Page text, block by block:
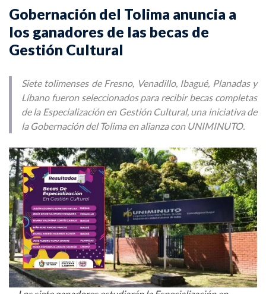
Gobernación del Tolima anuncia a
los ganadores de las becas de
Gestión Cultural
Siete tolimenses de Fresno, Venadillo, Ibagué, Planadas y
Líbano fueron seleccionados para recibir becas completas
de la Especialización en Gestión Cultural, una iniciativa de
la Gobernación del Tolima en alianza con UNIMINUTO.